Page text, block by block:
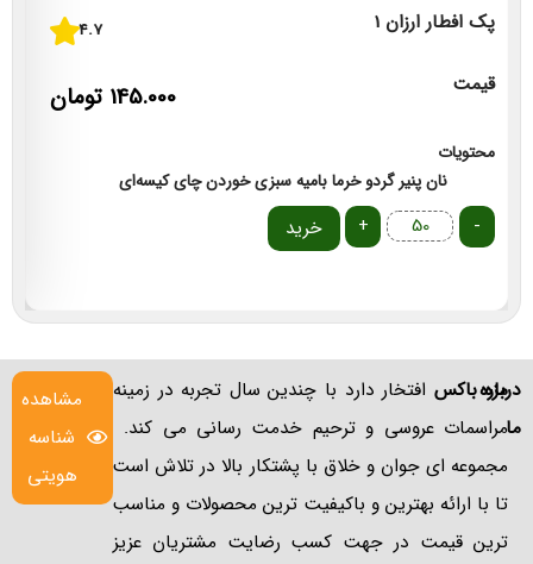
پک افطار ارزان 1 4.7
قیمت 145.000 تومان
محتویات
نانپنیرگردوخرمابامیهسبزی خوردنچای کیسه‌ای
-
+ خرید
درباره
ما
مزه باکس افتخار دارد با چندین سال تجربه در زمینه
مراسمات عروسی و ترحیم خدمت رسانی می کند.
مجموعه ای جوان و خلاق با پشتکار بالا در تلاش است
تا با ارائه بهترین و باکیفیت ترین محصولات و مناسب
ترین قیمت در جهت کسب رضایت مشتریان عزیز
مشاهده
شناسه
هویتی